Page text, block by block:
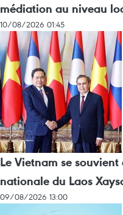
médiation au niveau
10/08/2026 01:45
Le Vietnam se
nationale du Laos
09/08/2026 13:00